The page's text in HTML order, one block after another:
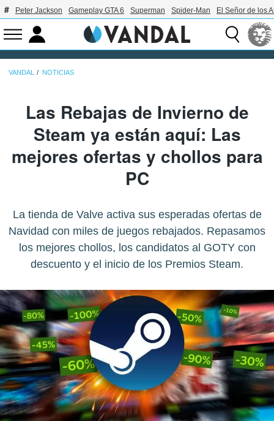
Peter Jackson Gameplay GTA 6 Superman Spider-Man El Señor de los
VANDAL NOTICIAS
Las Rebajas de Invierno de
Steam ya están aquí: Las
mejores ofertas y chollos para
PC
La tienda de Valve activa sus esperadas ofertas de
Navidad con miles de juegos rebajados. Repasamos
los mejores chollos, los candidatos al GOTY con
descuento y el inicio de los Premios Steam.